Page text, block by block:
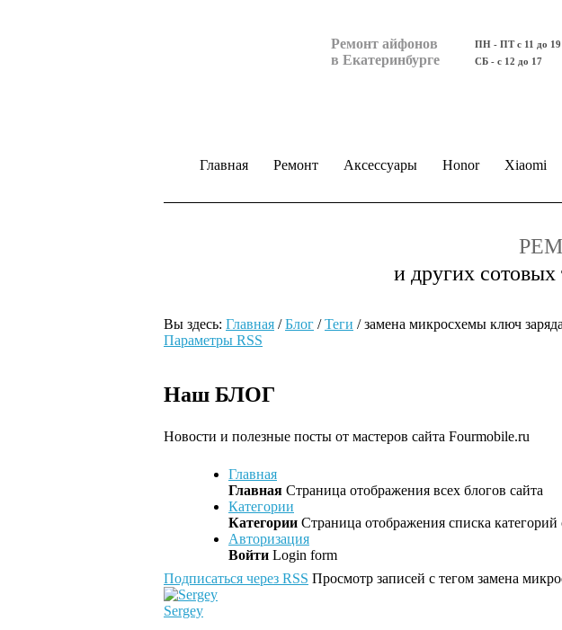
Ремонт айфонов
в Екатеринбурге
ПН - ПТ с 11 до 19
СБ - с 12 до 17
Главная Ремонт Аксессуары Honor Xiaomi
и других сотовых
Вы здесь: Главная /Блог /Теги /замена микросхемы ключ
Параметры RSS
Наш БЛОГ
Новости и полезные посты от мастеров сайта Fourmobile.ru
Главная
Главная Страница отображения всех блогов сайта
Категории
Категории Страница отображения списка категорий
Авторизация
Войти Login form
Подписаться через RSS Просмотр записей с тегом замена
Sergey